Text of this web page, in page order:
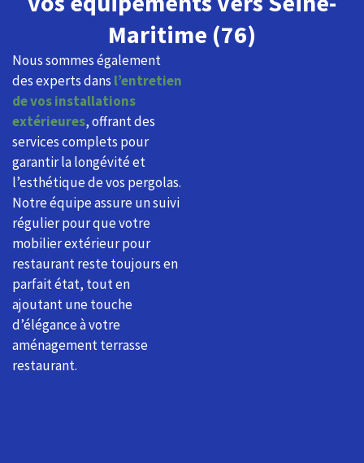
Maritime (76)
Nous sommes également
des experts dans l’entretien
de vos installations
extérieures, offrant des
services complets pour
garantir la longévité et
l’esthétique de vos pergolas.
Notre équipe assure un suivi
régulier pour que votre
mobilier extérieur pour
restaurant reste toujours en
parfait état, tout en
ajoutant une touche
d’élégance à votre
aménagement terrasse
restaurant.